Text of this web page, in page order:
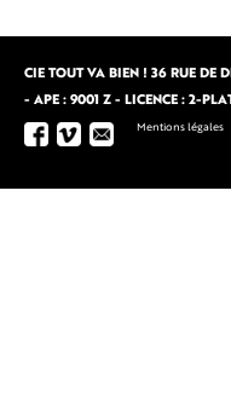
CIE TOUT VA BIEN ! 36 RUE DE
- APE : 9001 Z - LICENCE : 2-
Mentions légales